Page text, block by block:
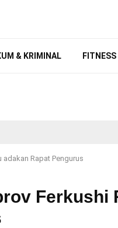
& KRIMINAL FITNESS
adakan Rapat Pengurus
Ferkushi